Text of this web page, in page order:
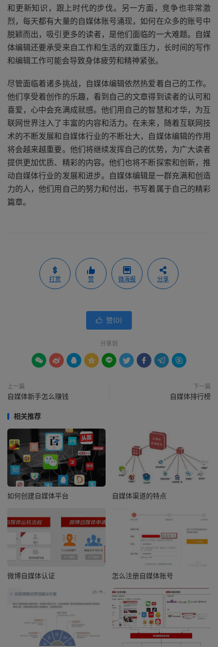
和更新知识，跟上时代的步伐。另一方面，竞争也非常激
烈，每天都有大量的自媒体账号涌现，如何在众多的账号中
脱颖而出，吸引更多的读者，是他们面临的一大难题。自媒
体编辑还要承受来自工作和生活的双重压力，长时间的写作
和编辑工作可能会导致身体疲劳和精神紧张。
尽管面临着诸多挑战，自媒体编辑依然热爱着自己的工作。
他们享受着创作的乐趣，看到自己的文章得到读者的认可和
喜爱，心中会充满成就感。他们用自己的智慧和才华，为互
联网世界注入了丰富的内容和活力。在未来，随着互联网技
术的不断发展和自媒体行业的不断壮大，自媒体编辑的作用
将会越来越重要。他们将继续发挥自己的优势，为广大读者
提供更加优质、精彩的内容。他们也将不断探索和创新，推
动自媒体行业的发展和进步。自媒体编辑是一群充满和创造
力的人，他们用自己的努力和付出，书写着属于自己的精彩
篇章。
打赏 赞 微海报 分享
 赞(0)
分享到
        
上一篇
自媒体新手怎么赚钱
下一篇
自媒体排行榜
相关推荐
如何创建自媒体平台 自媒体渠道的特点
微博自媒体认证 怎么注册自媒体账号